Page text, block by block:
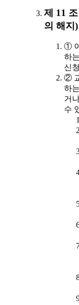
제 11
의 해지)
①
하
신
②
하
거
수